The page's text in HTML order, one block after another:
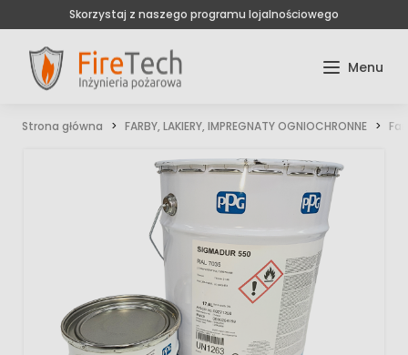
Skorzystaj z naszego programu lojalnościowego
Strona główna FARBY, LAKIERY, IMPREGNATY OGNIOCHRONNE